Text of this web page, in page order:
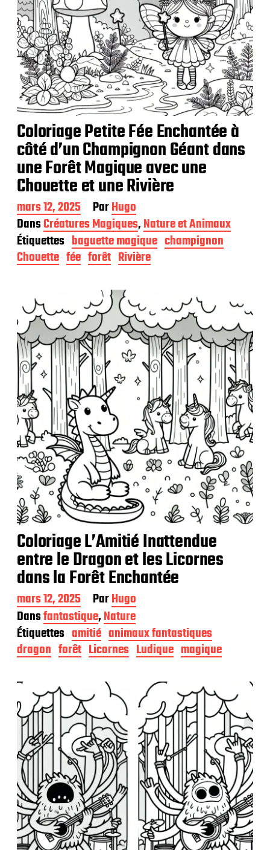
Coloriage Petite Fée Enchantée à
côté d’un Champignon Géant dans
une Forêt Magique avec une
Chouette et une Rivière
D
a
t
e
d
e
b
l
i
c
a
t
i
o
n
mars 12, 2025 ParHugo
DansCréatures Magiques,Nature et Animaux
Étiquettes baguette magique champignon
Chouette fée forêt Rivière
Coloriage L’Amitié Inattendue
entre le Dragon et les Licornes
dans la Forêt Enchantée
D
a
t
e
d
e
u
b
l
i
a
t
o
n
mars 12, 2025 ParHugo
Dansfantastique,Nature
Étiquettes amitié animaux fantastiques
dragon forêt Licornes Ludique magique